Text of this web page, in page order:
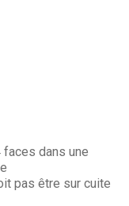
faces dans une
pas être sur cuite